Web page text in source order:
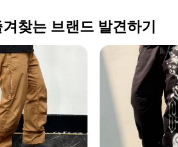
찾는 브랜드 발견하기